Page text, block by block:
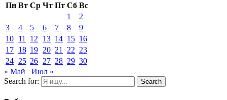
Пн Вт Ср Чт Пт Сб Вс
1
2
3
4 5 6 7 8
9
10 11 12 13 14 15 16
17 18 19 20 21 22 23
24 25 26 27 28 29 30
« Май
Июл »
Search for:
Search